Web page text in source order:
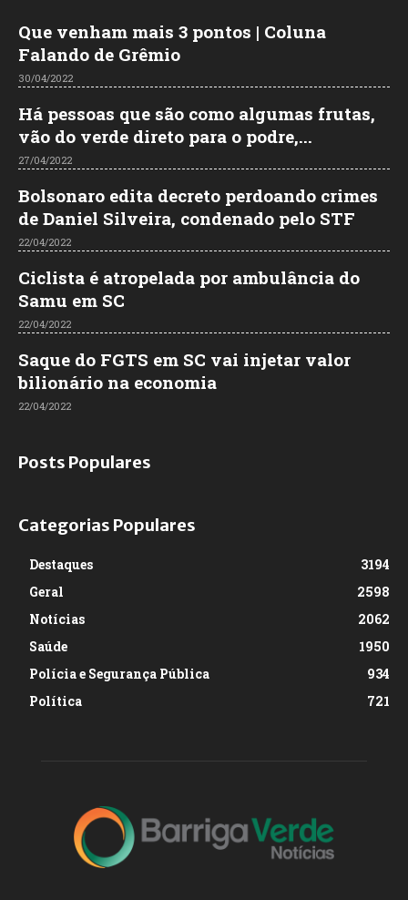
Que venham mais 3 pontos | Coluna
Falando de Grêmio
30/04/2022
Há pessoas que são como algumas frutas,
vão do verde direto para o podre,...
27/04/2022
Bolsonaro edita decreto perdoando crimes
de Daniel Silveira, condenado pelo STF
22/04/2022
Ciclista é atropelada por ambulância do
Samu em SC
22/04/2022
Saque do FGTS em SC vai injetar valor
bilionário na economia
22/04/2022
Posts Populares
Categorias Populares
Destaques
3194
Geral
2598
Notícias
2062
Saúde
1950
Polícia e Segurança Pública
934
Política
721